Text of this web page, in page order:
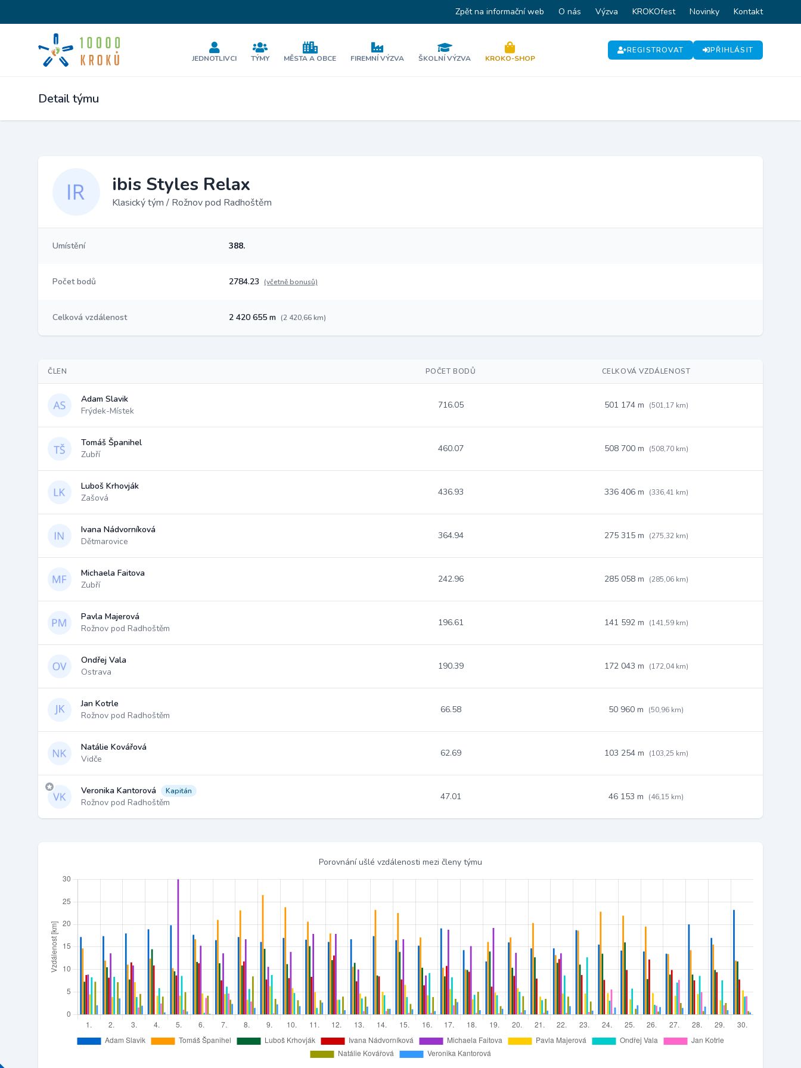
Zpět na informační web O nás Výzva KROKOfest Novinky Kontakt
JEDNOTLIVCI TÝMY MĚSTA A OBCE FIREMNÍ VÝZVA ŠKOLNÍ VÝZVA KROKO-SHOP
REGISTROVAT PŘIHLÁSIT
Detail týmu
ibis Styles Relax
Klasický tým / Rožnov pod Radhoštěm
Umístění 388.
Počet bodů 2784.23 (včetně bonusů)
Celková vzdálenost 2 420 655 m (2 420,66 km)
ČLEN POČET BODŮ CELKOVÁ VZDÁLENOST
Adam Slavik
Frýdek-Místek
716.05 501 174 m (501,17 km)
Tomáš Španihel
Zubří
460.07 508 700 m (508,70 km)
Luboš Krhovják
Zašová
436.93 336 406 m (336,41 km)
Ivana Nádvorníková
Dětmarovice
364.94 275 315 m (275,32 km)
Michaela Faitova
Zubří
242.96 285 058 m (285,06 km)
Pavla Majerová
Rožnov pod Radhoštěm
196.61 141 592 m (141,59 km)
Ondřej Vala
Ostrava
190.39 172 043 m (172,04 km)
Jan Kotrle
Rožnov pod Radhoštěm
66.58 50 960 m (50,96 km)
Natálie Kovářová
Vidče
62.69 103 254 m (103,25 km)
Veronika Kantorová Kapitán
Rožnov pod Radhoštěm
47.01 46 153 m (46,15 km)
Porovnání ušlé vzdálenosti mezi členy týmu